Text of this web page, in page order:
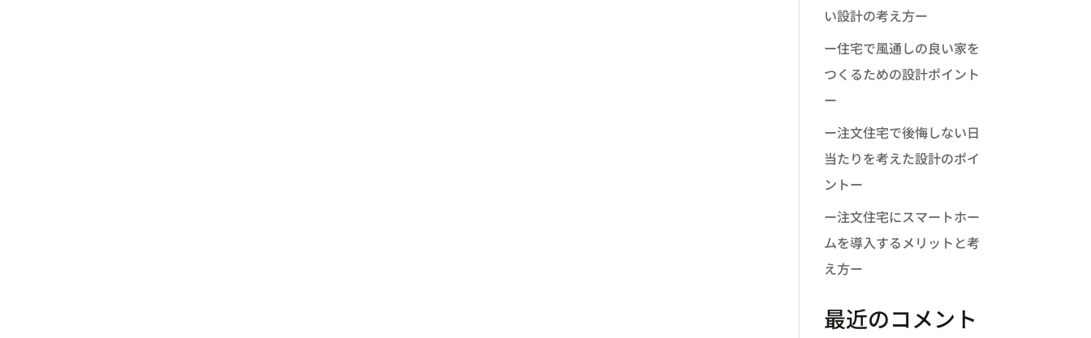
い設計の考え方ー
ー住宅で風通しの良い家を
つくるための設計ポイント
ー
ー注文住宅で後悔しない日
当たりを考えた設計のポイ
ントー
ー注文住宅にスマートホー
ムを導入するメリットと考
え方ー
最近のコメント